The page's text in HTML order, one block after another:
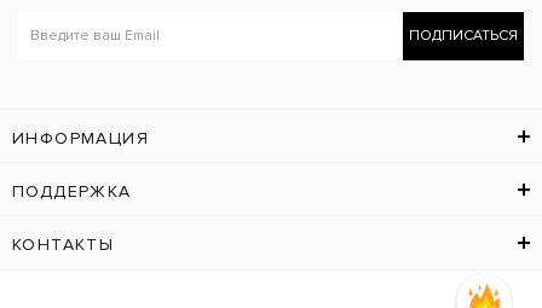
ПОДПИСАТЬСЯ
ИНФОРМАЦИЯ
ПОДДЕРЖКА
КОНТАКТЫ